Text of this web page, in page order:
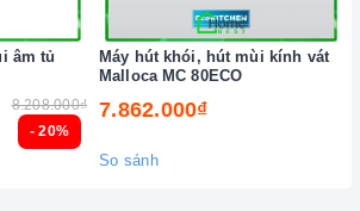
- 20%
âm tủ
8.208.000₫
Máy hút khói, hút mùi kính vát
Malloca MC 80ECO
7.862.000₫
So sánh